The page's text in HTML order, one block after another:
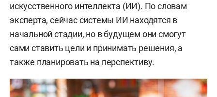
искусственного интеллекта (ИИ). По словам
эксперта, сейчас системы ИИ находятся в
начальной стадии, но в будущем они смогут
сами ставить цели и принимать решения, а
также планировать на перспективу.